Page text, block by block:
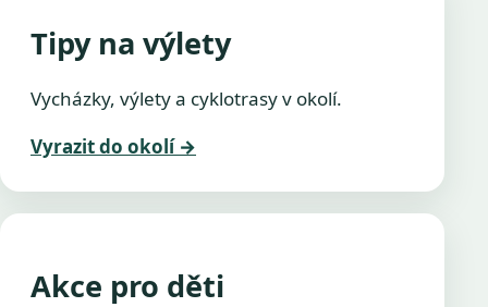
Tipy na výlety
Vycházky, výlety a cyklotrasy v okolí.
Vyrazit do okolí →
Akce pro děti